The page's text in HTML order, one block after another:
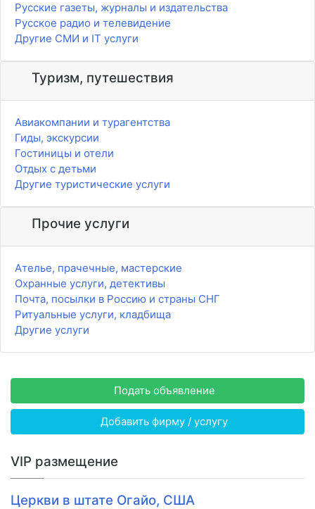
Русские газеты, журналы и издательства
Русское радио и телевидение
Другие СМИ и IT услуги
Туризм, путешествия
Авиакомпании и турагентства
Гиды, экскурсии
Гостиницы и отели
Отдых с детьми
Другие туристические услуги
Прочие услуги
Ателье, прачечные, мастерские
Охранные услуги, детективы
Почта, посылки в Россию и страны СНГ
Ритуальные услуги, кладбища
Другие услуги
Подать объявление
Добавить фирму / услугу
VIP размещение
Церкви в штате Огайо, США